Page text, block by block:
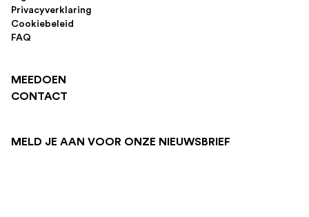
Privacyverklaring
Cookiebeleid
FAQ
MEEDOEN
CONTACT
MELD JE AAN VOOR ONZE NIEUWSBRIEF